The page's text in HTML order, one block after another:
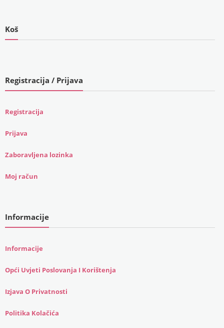
Koš
Registracija / Prijava
Registracija
Prijava
Zaboravljena lozinka
Moj račun
Informacije
Informacije
Opći Uvjeti Poslovanja I Korištenja
Izjava O Privatnosti
Politika Kolačića